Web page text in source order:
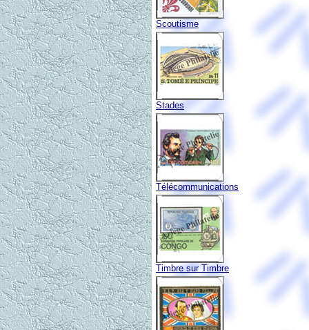
Scoutisme
Stades
Télécommunications
Timbre sur Timbre